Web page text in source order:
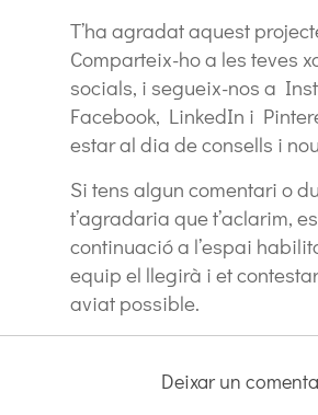
T’ha agradat aquest
Comparteix-ho a les teves
socials, i segueix-nos a
Facebook, LinkedIn i
estar al dia de consells i
Si tens algun comentari o
t’agradaria que t’aclarim,
continuació a l’espai
equip el llegirà i et
aviat possible.
Deixar un